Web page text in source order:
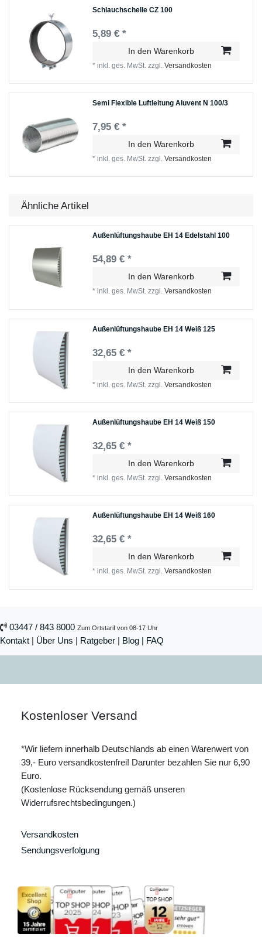
Schlauchschelle СZ 100
5,89 € *
In den Warenkorb
*inkl. ges. MwSt. zzgl.Versandkosten
Semi Flexible Luftleitung Aluvent N 100/3
7,95 € *
In den Warenkorb
*inkl. ges. MwSt. zzgl.Versandkosten
Ähnliche Artikel
Außenlüftungshaube EH 14 Edelstahl 100
54,89 € *
In den Warenkorb
*inkl. ges. MwSt. zzgl.Versandkosten
Außenlüftungshaube EH 14 Weiß 125
32,65 € *
In den Warenkorb
*inkl. ges. MwSt. zzgl.Versandkosten
Außenlüftungshaube EH 14 Weiß 150
32,65 € *
In den Warenkorb
*inkl. ges. MwSt. zzgl.Versandkosten
Außenlüftungshaube EH 14 Weiß 160
32,65 € *
In den Warenkorb
*inkl. ges. MwSt. zzgl.Versandkosten
03447 / 843 8000 Zum Ortstarif von 08-17 Uhr
Kontakt | Über Uns | Ratgeber | Blog | FAQ
Kostenloser Versand
*Wir liefern innerhalb Deutschlands ab einen Warenwert von
39,- Euro versandkostenfrei! Darunter bezahlen Sie nur 6,90
Euro.
(Kostenlose Rücksendung gemäß unseren
Widerrufsrechtsbedingungen.)
Versandkosten
Sendungsverfolgung